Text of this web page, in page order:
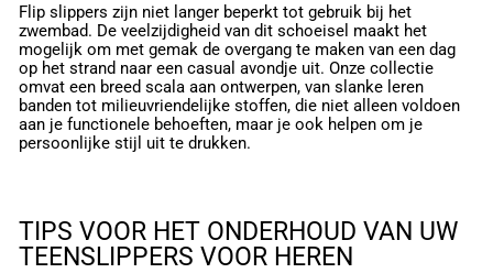
Flip slippers zijn niet langer beperkt tot gebruik bij het
zwembad. De veelzijdigheid van dit schoeisel maakt het
mogelijk om met gemak de overgang te maken van een dag
op het strand naar een casual avondje uit. Onze collectie
omvat een breed scala aan ontwerpen, van slanke leren
banden tot milieuvriendelijke stoffen, die niet alleen voldoen
aan je functionele behoeften, maar je ook helpen om je
persoonlijke stijl uit te drukken.
TIPS VOOR HET ONDERHOUD VAN UW
TEENSLIPPERS VOOR HEREN